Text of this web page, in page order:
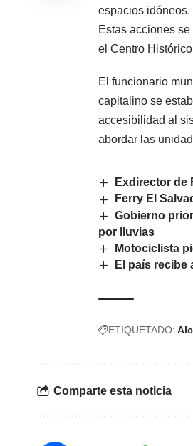
espacios idóneos.
Estas acciones
el Centro
El funcionario
capitalino se
accesibilidad al
abordar las
Exdirector de
Ferry El
Gobierno
por lluvias
Motociclista
El país recibe
ETIQUETADO:
Comparte esta noticia